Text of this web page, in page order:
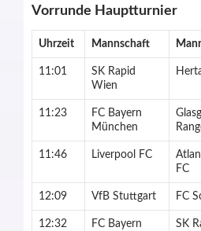
Vorrunde Hauptturnier
Uhrzeit Mannschaft
11:01
SK Rapid
Wien
11:23
FC Bayern
München
11:46 Liverpool FC
FC
12:09 VfB Stuttgart FC
12:32
FC Bayern
SK